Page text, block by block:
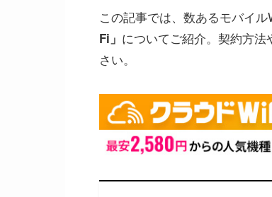
この記事では、数あるモバイ
Fi」 についてご紹介。契約方
さい。